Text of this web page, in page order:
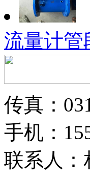
流量计管
传真：
手机：
联系人：